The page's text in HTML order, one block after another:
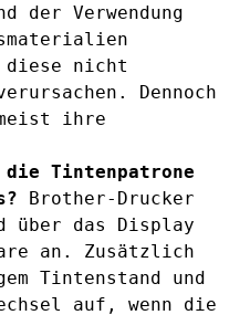
der Verwendung
diese nicht
Dennoch
ihre
die Tintenpatrone
Brother-Drucker
über das Display
an. Zusätzlich
Tintenstand und
auf, wenn die